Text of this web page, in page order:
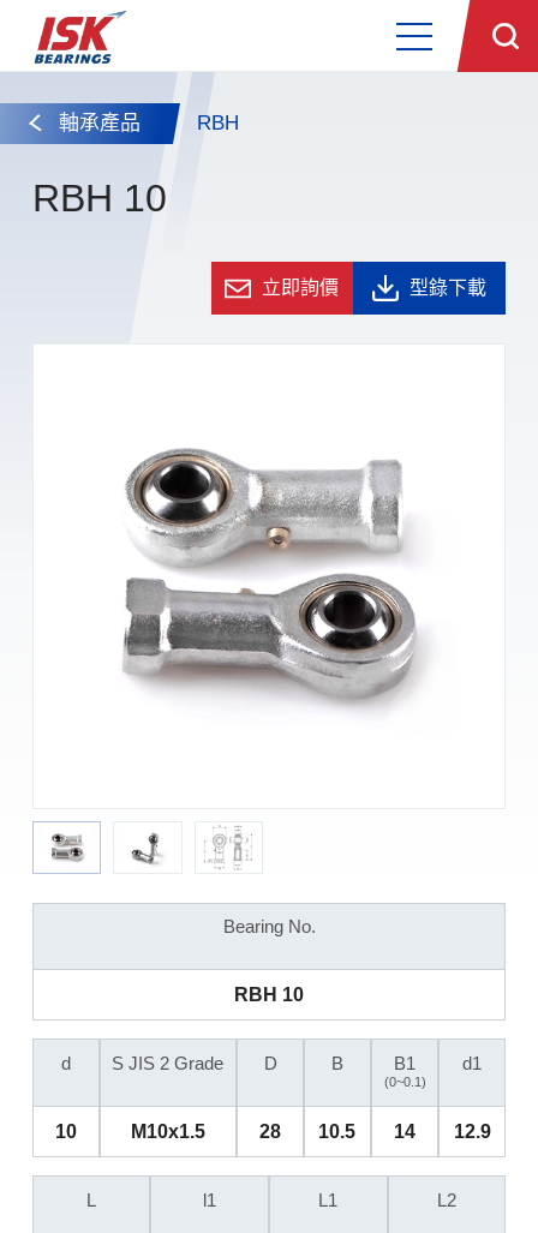
軸承產品 RBH
RBH 10
立即詢價 型錄下載
Bearing No.
RBH 10
d
10
S JIS 2 Grade
M10x1.5
D
28
B
10.5
B1
(0~0.1)
14
d1
12.9
L l1 L1 L2